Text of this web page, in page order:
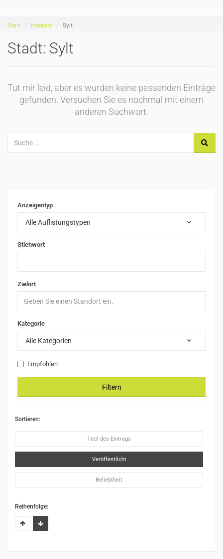
Start Inserate Sylt
Stadt: Sylt
Tut mir leid, aber es wurden keine passenden Einträge
gefunden. Versuchen Sie es nochmal mit einem
anderen Suchwort.
Anzeigentyp
Alle Auflistungstypen
Stichwort
Zielort
Kategorie
Alle Kategorien
Empfohlen
Filtern
Sortieren:
Titel des Eintrags
Veröffentlicht
Beliebtheit
Reihenfolge: